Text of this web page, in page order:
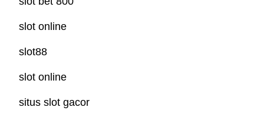
slot online
slot88
slot online
situs slot gacor